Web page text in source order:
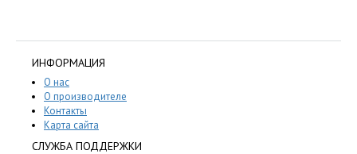
ИНФОРМАЦИЯ
О нас
О производителе
Контакты
Карта сайта
СЛУЖБА ПОДДЕРЖКИ